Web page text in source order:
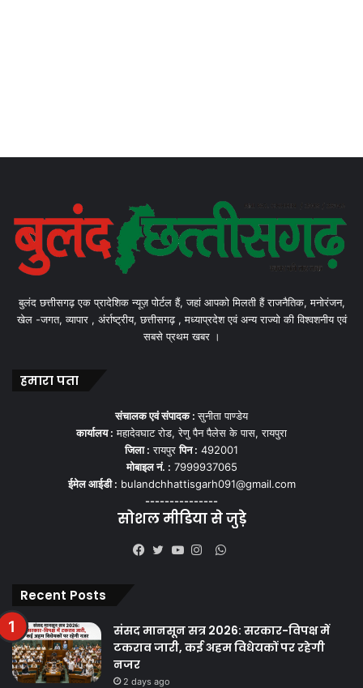
बुलंद छत्तीसगढ़ एक प्रादेशिक न्यूज़ पोर्टल हैं, जहां आपको मिलती हैं राजनैतिक, मनोरंजन,
खेल -जगत, व्यापार , अंर्राष्ट्रीय, छत्तीसगढ़ , मध्याप्रदेश एवं अन्य राज्यो की विश्वशनीय एवं
सबसे प्रथम खबर ।
हमारा पता
संचालक एवं संपादक :सुनीता पाण्डेय
कार्यालय : महादेवघाट रोड, रेणु पैन पैलेस के पास, रायपुरा
जिला : रायपुरपिन : 492001
मोबाइल नं. : 7999937065
ईमेल आईडी : bulandchhattisgarh091@gmail.com
---------------
सोशल मीडिया से जुड़े
WhatsApp
Recent Posts
संसद मानसून सत्र 2026: सरकार-विपक्ष में
टकराव जारी, कई अहम विधेयकों पर रहेगी
नजर
2 days ago